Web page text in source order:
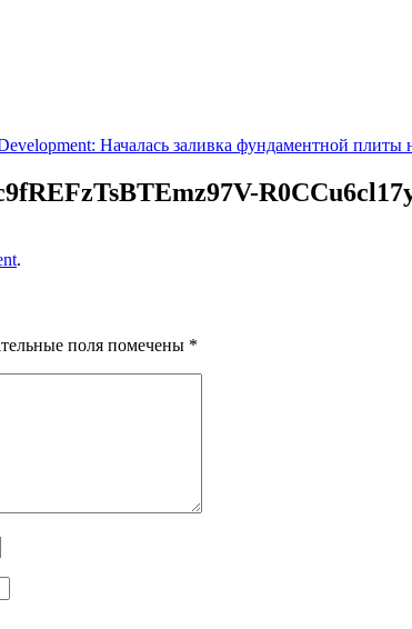
Началась заливка фундаментной
.
поля помечены *